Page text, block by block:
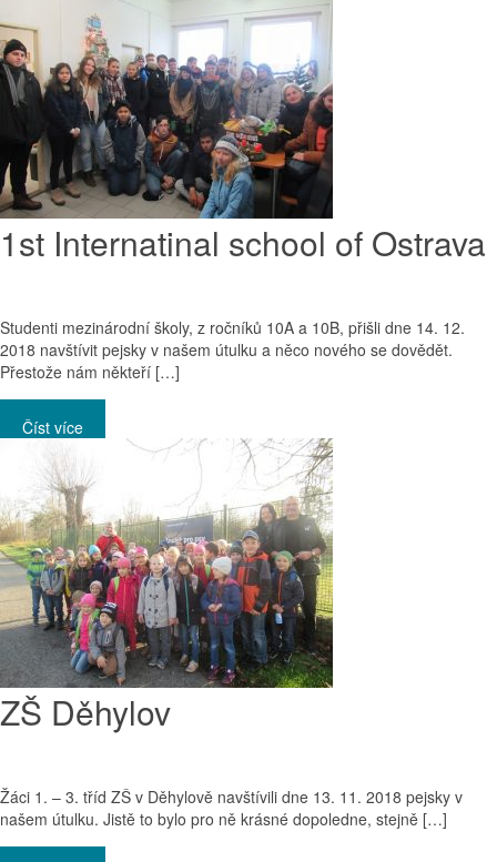
1st Internatinal school of Ostrava
Studenti mezinárodní školy, z ročníků 10A a 10B, přišli dne 14. 12.
2018 navštívit pejsky v našem útulku a něco nového se dovědět.
Přestože nám někteří […]
Číst více
ZŠ Děhylov
Žáci 1. – 3. tříd ZŠ v Děhylově navštívili dne 13. 11. 2018 pejsky v
našem útulku. Jistě to bylo pro ně krásné dopoledne, stejně […]